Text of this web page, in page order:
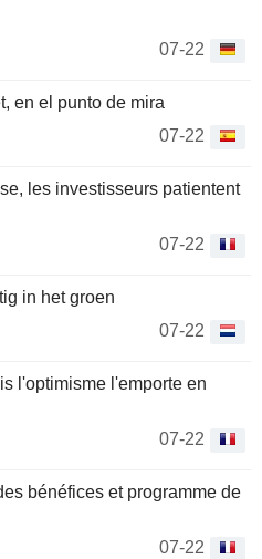
07-22
en el punto de mira
07-22
les investisseurs patientent
07-22
in het groen
07-22
l'optimisme l'emporte en
07-22
bénéfices et programme de
07-22